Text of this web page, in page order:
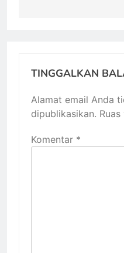
TINGGALKAN
Alamat email Anda
dipublikasikan.
Komentar *